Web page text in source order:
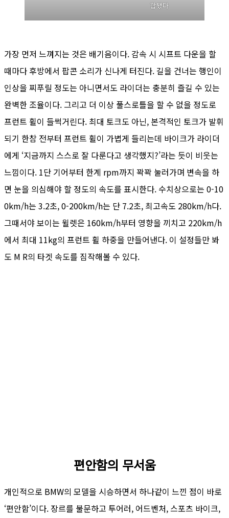
합됐다
가장 먼저 느껴지는 것은 배기음이다. 감속 시 시프트 다운을 할
때마다 후방에서 팝콘 소리가 신나게 터진다. 길을 건너는 행인이
인상을 찌푸릴 정도는 아니면서도 라이더는 충분히 즐길 수 있는
완벽한 조율이다. 그리고 더 이상 풀스로틀을 할 수 없을 정도로
프런트 휠이 들썩거린다. 최대 토크도 아닌, 본격적인 토크가 발휘
되기 한참 전부터 프런트 휠이 가볍게 들리는데 바이크가 라이더
에게 ‘지금까지 스스로 잘 다룬다고 생각했지?’라는 듯이 비웃는
느낌이다. 1단 기어부터 한계 rpm까지 꽉꽉 눌러가며 변속을 하
면 눈을 의심해야 할 정도의 속도를 표시한다. 수치상으로는 0-10
0km/h는 3.2초, 0-200km/h는 단 7.2초, 최고속도 280km/h다.
그때서야 보이는 윌렛은 160km/h부터 영향을 끼치고 220km/h
에서 최대 11kg의 프런트 휠 하중을 만들어낸다. 이 설정들만 봐
도 M R의 타겟 속도를 짐작해볼 수 있다.
편안함의 무서움
개인적으로 BMW의 모델을 시승하면서 하나같이 느낀 점이 바로
‘편안함’이다. 장르를 불문하고 투어러, 어드벤처, 스포츠 바이크,